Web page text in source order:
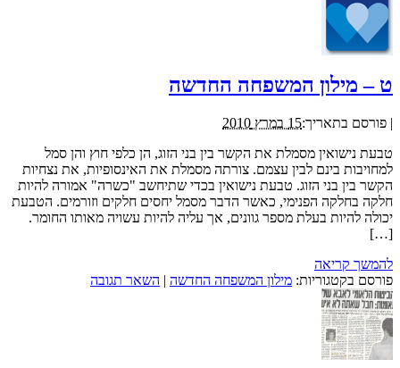
ט – מילון המשפחה החדשה
| פורסם בתאריך:15 במרץ 2010
טבעת נישואין מסמלת את הקשר בין בני הזוג, הן כלפי חוץ והן סמל
למחויבות בינם לבין עצמם. צורתה מסמלת את האינסופיות, את נצחיות
הקשר בין בני הזוג. טבעת נישואין בכדי שתיחשב "כשרה" אמורה להיות
חלקה בחלקה הפנימי, כאשר הדבר מסמל יחסים חלקים וזורמים. הטבעת
יכולה להיות בעלת מספר גוונים, אך עליה להיות עשויה מאותו החומר.
[…]
להמשך קריאה
פורסם בקטגוריות: מילון המשפחה החדשה | השאר תגובה